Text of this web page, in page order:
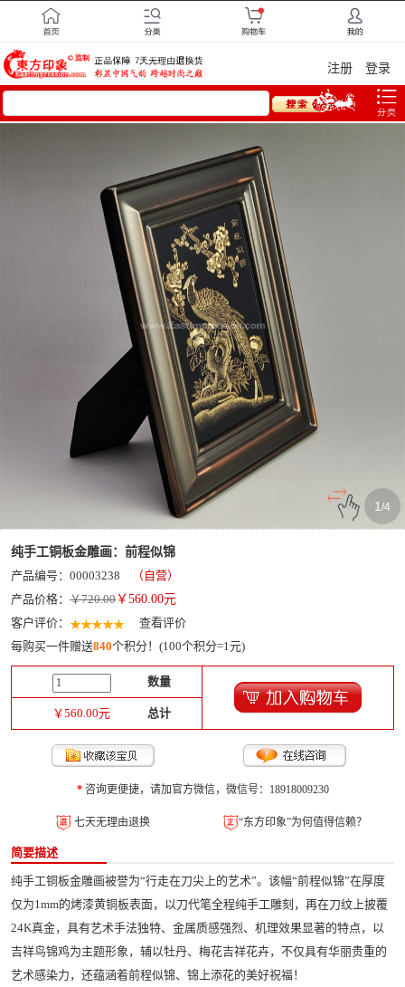
注册 登录
1 /4
纯手工铜板金雕画：前程似锦
产品编号：00003238
（自营）
产品价格： ￥720.00 ￥ 560.00元
客户评价：
查看评价
每购买一件赠送840个积分！(100个积分=1元)
数量
￥560.00元 总计
*咨询更便捷，请加官方微信，微信号：18918009230
七天无理由退换 “东方印象”为何值得信赖？
简要描述
纯手工铜板金雕画被誉为“行走在刀尖上的艺术”。该幅“前程似锦”在厚度
仅为1mm的烤漆黄铜板表面，以刀代笔全程纯手工雕刻，再在刀纹上披覆
24K真金，具有艺术手法独特、金属质感强烈、机理效果显著的特点，以
吉祥鸟锦鸡为主题形象，辅以牡丹、梅花吉祥花卉，不仅具有华丽贵重的
艺术感染力，还蕴涵着前程似锦、锦上添花的美好祝福！